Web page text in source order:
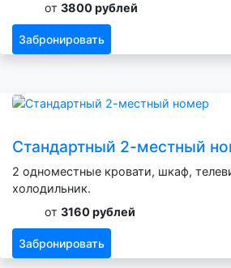
от 3800 рублей
Забронировать
Стандартный 2-местный
2 одноместные кровати, шкаф,
холодильник.
от 3160 рублей
Забронировать